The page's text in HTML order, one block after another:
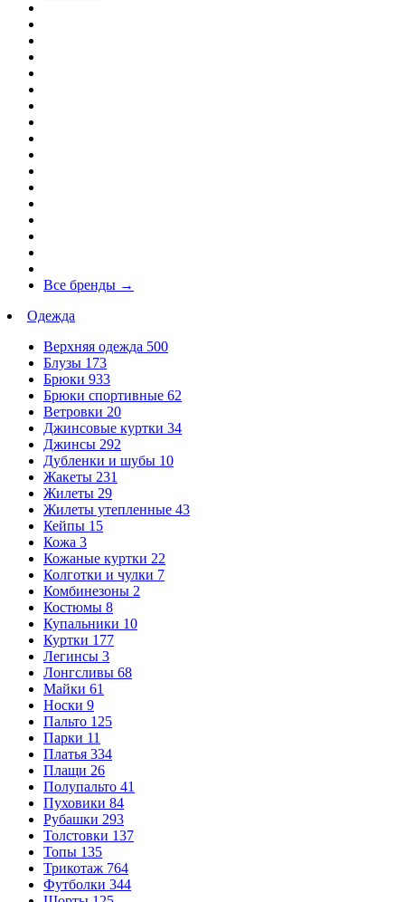
Все бренды →
Одежда
Верхняя одежда 500
Блузы 173
Брюки 933
Брюки спортивные 62
Ветровки 20
Джинсовые куртки 34
Джинсы 292
Дубленки и шубы 10
Жакеты 231
Жилеты 29
Жилеты утепленные 43
Кейпы 15
Кожа 3
Кожаные куртки 22
Колготки и чулки 7
Комбинезоны 2
Костюмы 8
Купальники 10
Куртки 177
Легинсы 3
Лонгсливы 68
Майки 61
Носки 9
Пальто 125
Парки 11
Платья 334
Плащи 26
Полупальто 41
Пуховики 84
Рубашки 293
Толстовки 137
Топы 135
Трикотаж 764
Футболки 344